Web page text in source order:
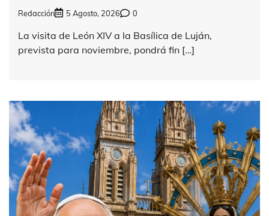
Redacción 5 Agosto, 2026 0
La visita de León XIV a la Basílica de Luján,
prevista para noviembre, pondrá fin […]